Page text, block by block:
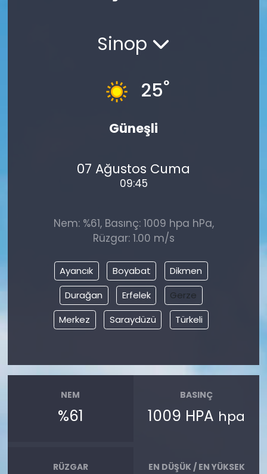
Sinop
25°
Güneşli
07 Ağustos Cuma
09:45
Nem: %61, Basınç: 1009 hpa hPa,
Rüzgar: 1.00 m/s
Ayancık Boyabat
Dikmen
Durağan
Erfelek
Gerze
Merkez
Saraydüzü Türkeli
NEM
%61
BASINÇ
1009 HPA hpa
RÜZGAR EN DÜŞÜK / EN YÜKSEK